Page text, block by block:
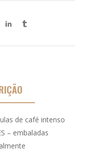
de café intenso
– embaladas